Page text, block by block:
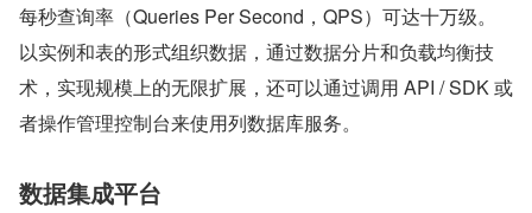
每秒查询率（Queries Per Second，QPS）可达十万级。
以实例和表的形式组织数据，通过数据分片和负载均衡技
术，实现规模上的无限扩展，还可以通过调用 API / SDK 或
者操作管理控制台来使用列数据库服务。
数据集成平台